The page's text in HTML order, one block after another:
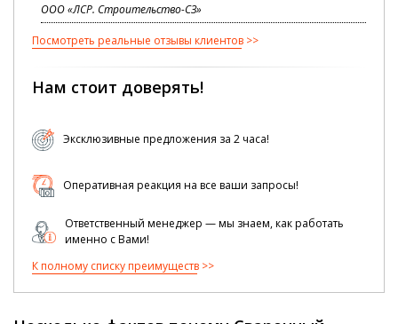
ООО «ЛСР. Строительство-СЗ»
Посмотреть реальные отзывы клиентов
Нам стоит доверять!
Эксклюзивные предложения за 2 часа!
Оперативная реакция на все ваши запросы!
Ответственный менеджер — мы знаем, как работать
именно с Вами!
К полному списку преимуществ